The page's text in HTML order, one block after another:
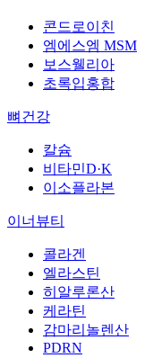
콘드로이친
엠에스엠 MSM
보스웰리아
초록입홍합
뼈건강
칼슘
비타민D·K
이소플라본
이너뷰티
콜라겐
엘라스틴
히알루론산
케라틴
감마리놀렌산
PDRN